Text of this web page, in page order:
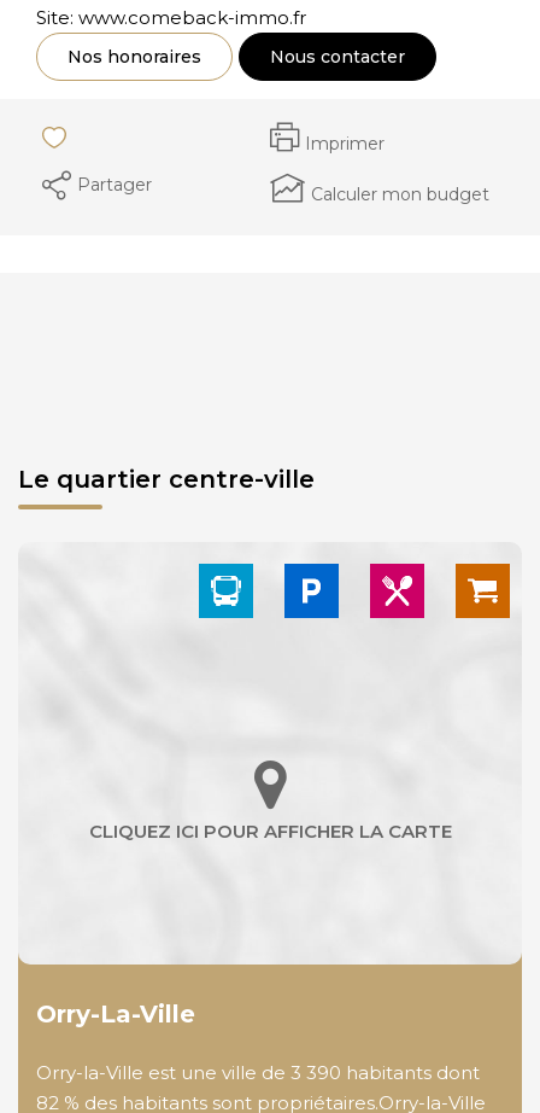
Site: www.comeback-immo.fr
Nos honoraires Nous contacter
Imprimer
Partager
Calculer mon budget
Le quartier centre-ville
Orry-La-Ville
Orry-la-Ville est une ville de 3 390 habitants dont
82 % des habitants sont propriétaires.Orry-la-Ville